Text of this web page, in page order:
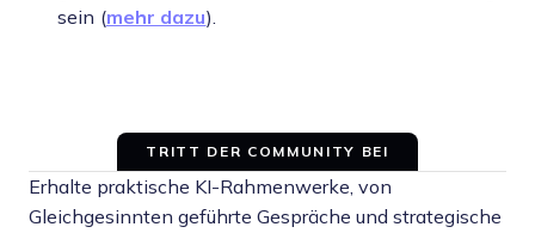
sein (mehr dazu).
TRITT DER COMMUNITY BEI
Erhalte praktische KI-Rahmenwerke, von
Gleichgesinnten geführte Gespräche und strategische